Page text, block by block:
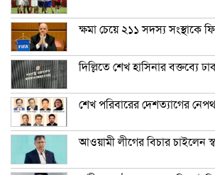
ক্ষমা চেয়ে ২১১ সদস্য সংস্থাকে
দিল্লিতে শেখ হাসিনার বক্তব্যে
শেখ পরিবারের দেশত্যাগের
আওয়ামী লীগের বিচার চাইলেন